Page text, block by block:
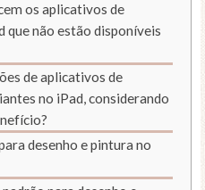
os aplicativos de
que não estão disponíveis
de aplicativos de
no iPad, considerando
desenho e pintura no